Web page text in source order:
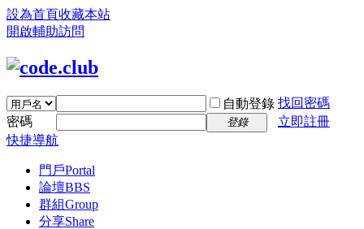
設為首頁收藏本站
開啟輔助訪問
自動登錄 找回密碼
密碼
登錄
立即註冊
快捷導航
門戶Portal
論壇BBS
群組Group
分享Share